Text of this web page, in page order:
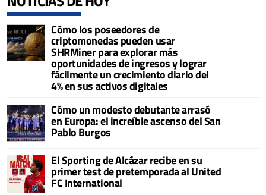
Cómo los poseedores de
criptomonedas pueden usar
SHRMiner para explorar más
oportunidades de ingresos y lograr
fácilmente un crecimiento diario del
4% en sus activos digitales
Cómo un modesto debutante arrasó
en Europa: el increíble ascenso del San
Pablo Burgos
El Sporting de Alcázar recibe en su
primer test de pretemporada al United
FC International